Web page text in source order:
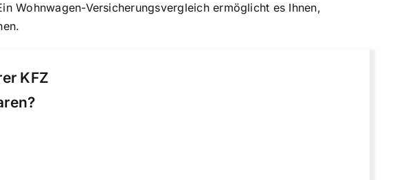
Wohnwagen-Versicherungsvergleich ermöglicht es Ihnen,
KFZ